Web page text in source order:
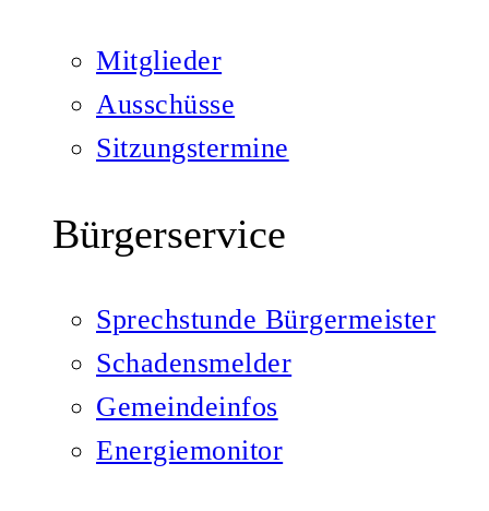
Mitglieder
Ausschüsse
Sitzungstermine
Bürgerservice
Sprechstunde Bürgermeister
Schadensmelder
Gemeindeinfos
Energiemonitor